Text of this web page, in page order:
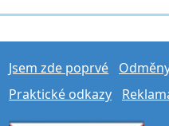
Jsem zde poprvé
Praktické odkazy